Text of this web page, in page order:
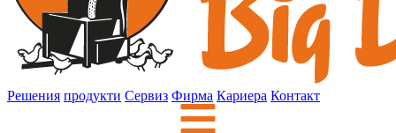
Решения продукти Сервиз Фирма Кариера Контакт